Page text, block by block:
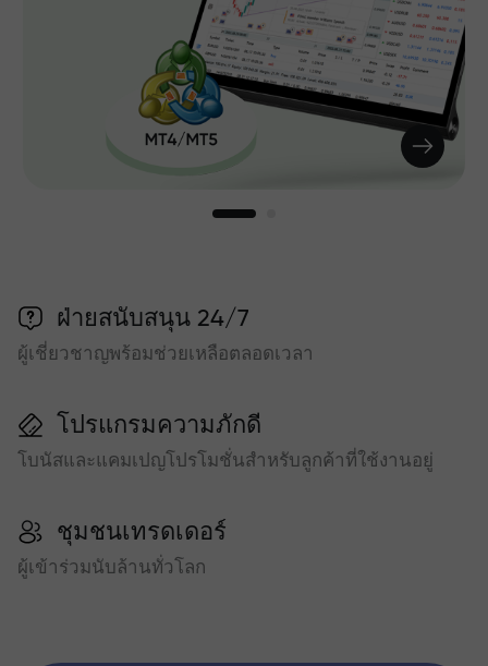
ฝ่ายสนับสนุน 24/7
ผู้เชี่ยวชาญพร้อมช่วยเหลือตลอดเวลา
โปรแกรมความภักดี
โบนัสและแคมเปญโปรโมชั่นสำหรับลูกค้าที่ใช้งานอยู่
ชุมชนเทรดเดอร์
ผู้เข้าร่วมนับล้านทั่วโลก